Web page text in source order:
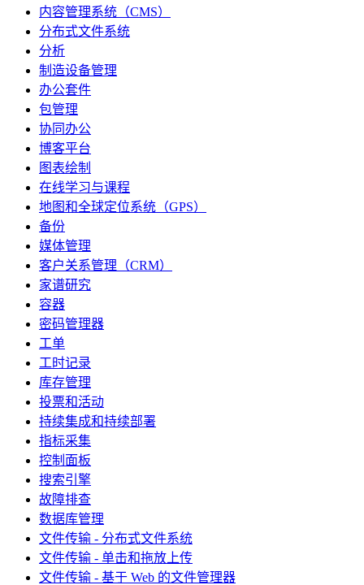
内容管理系统（CMS）
分布式文件系统
分析
制造设备管理
办公套件
包管理
协同办公
博客平台
图表绘制
在线学习与课程
地图和全球定位系统（GPS）
备份
媒体管理
客户关系管理（CRM）
家谱研究
容器
密码管理器
工单
工时记录
库存管理
投票和活动
持续集成和持续部署
指标采集
控制面板
搜索引擎
故障排查
数据库管理
文件传输 - 分布式文件系统
文件传输 - 单击和拖放上传
文件传输 - 基于 Web 的文件管理器